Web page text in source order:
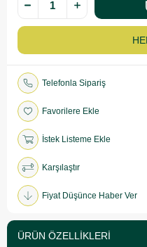
Telefonla Sipariş
Favorilere Ekle
İstek Listeme Ekle
Karşılaştır
Fiyat Düşünce Haber Ver
ÜRÜN ÖZELLIKLERI